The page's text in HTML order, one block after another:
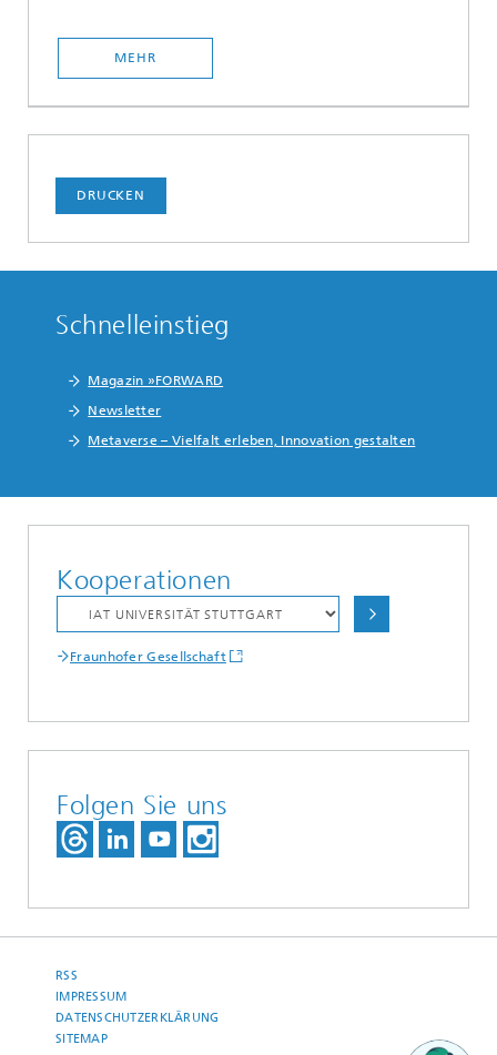
MEHR
DRUCKEN
Schnelleinstieg
Magazin »FORWARD
Newsletter
Metaverse – Vielfalt erleben, Innovation gestalten
Kooperationen
Fraunhofer Gesellschaft
Folgen Sie uns
RSS
IMPRESSUM
DATENSCHUTZERKLÄRUNG
SITEMAP